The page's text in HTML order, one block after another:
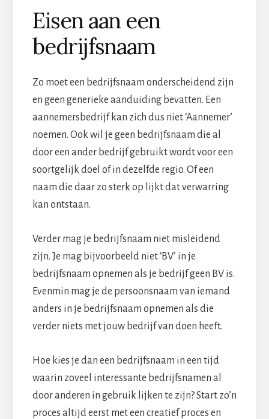
Eisen aan een
bedrijfsnaam
Zo moet een bedrijfsnaam onderscheidend zijn
en geen generieke aanduiding bevatten. Een
aannemersbedrijf kan zich dus niet ‘Aannemer’
noemen. Ook wil je geen bedrijfsnaam die al
door een ander bedrijf gebruikt wordt voor een
soortgelijk doel of in dezelfde regio. Of een
naam die daar zo sterk op lijkt dat verwarring
kan ontstaan.
Verder mag je bedrijfsnaam niet misleidend
zijn. Je mag bijvoorbeeld niet ‘BV’ in je
bedrijfsnaam opnemen als je bedrijf geen BV is.
Evenmin mag je de persoonsnaam van iemand
anders in je bedrijfsnaam opnemen als die
verder niets met jouw bedrijf van doen heeft.
Hoe kies je dan een bedrijfsnaam in een tijd
waarin zoveel interessante bedrijfsnamen al
door anderen in gebruik lijken te zijn? Start zo’n
proces altijd eerst met een creatief proces en